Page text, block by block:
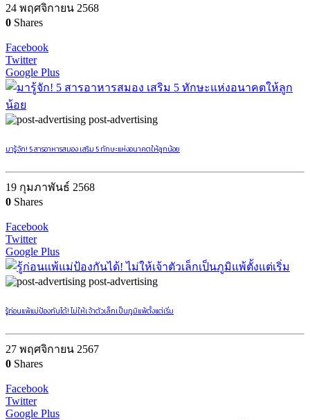
24 พฤศจิกายน 2568
0 Shares
Facebook
Twitter
Google Plus
post-advertising
มารู้จัก! 5 สารอาหารสมอง เสริม 5 ทักษะแห่งอนาคตให้ลูกน้อย
19 กุมภาพันธ์ 2568
0 Shares
Facebook
Twitter
Google Plus
post-advertising
รู้ก่อนแพ้แม่ป้องกันได้! ไม่ให้เจ้าตัวเล็กเป็นภูมิแพ้ตั้งแต่เริ่ม
27 พฤศจิกายน 2567
0 Shares
Facebook
Twitter
Google Plus